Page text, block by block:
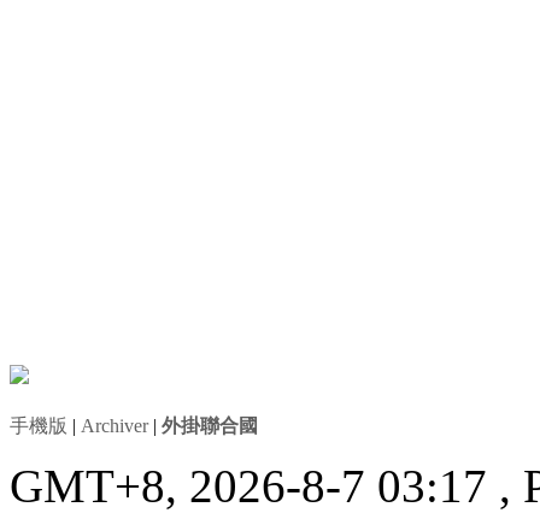
手機版 | Archiver| 外掛聯合國
GMT+8, 2026-8-7 03:17 ,